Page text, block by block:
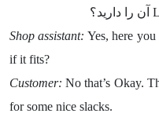
Shop assistant: Yes, here
if it fits?
Customer: No that’s Okay.
for some nice slacks.